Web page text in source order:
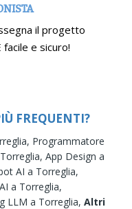
il progetto
e sicuro!
FREQUENTI?
Programmatore
App Design a
AI a Torreglia,
a Torreglia,
LLM a Torreglia, Altri